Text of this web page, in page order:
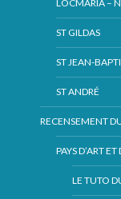
LOCMARIA –
ST GILDAS
ST JEAN-
ST ANDRÉ
RECENSEMENT
PAYS D’ART ET
LE TUTO